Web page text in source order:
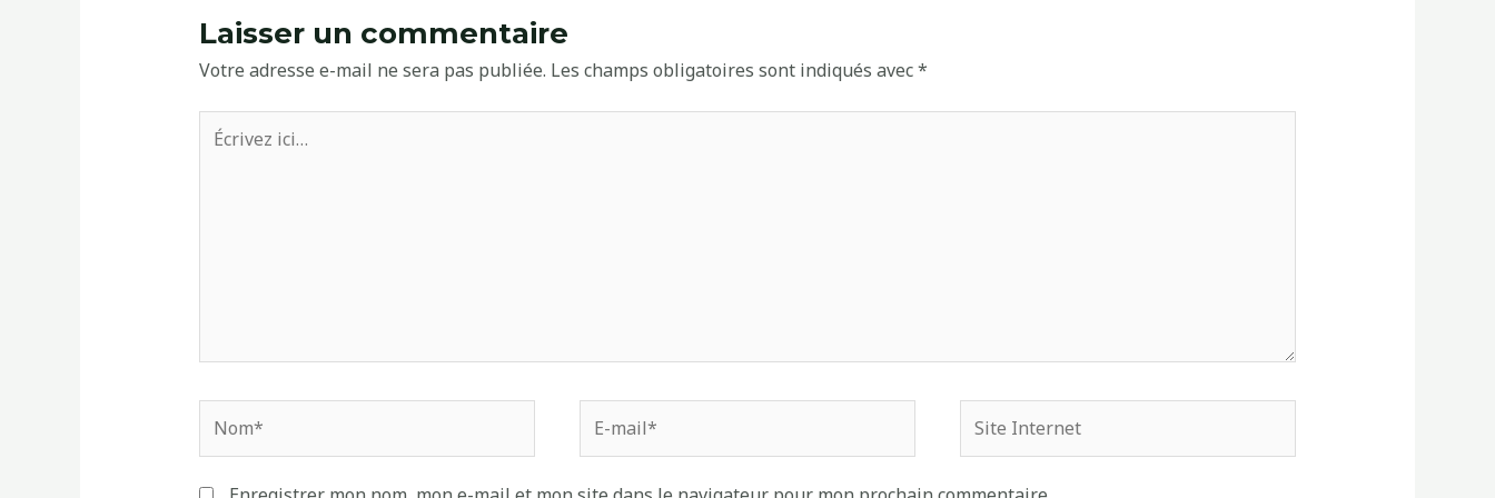
Laisser un commentaire
Votre adresse e-mail ne sera pas publiée. Les champs obligatoires sont indiqués avec*
Écrivez
ici…
mail*
Internet